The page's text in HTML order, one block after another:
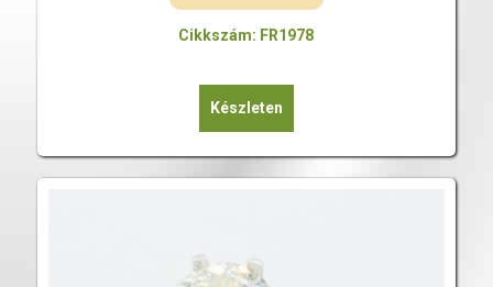
Cikkszám: FR1978
Készleten